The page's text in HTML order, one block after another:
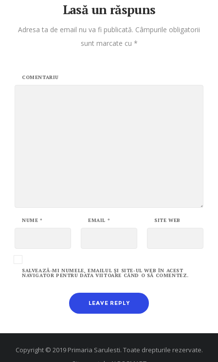
Lasă un răspuns
Adresa ta de email nu va fi publicată. Câmpurile obligatorii
sunt marcate cu *
COMENTARIU
NUME * EMAIL * SITE WEB
SALVEAZĂ-MI NUMELE, EMAILUL ȘI SITE-UL WEB ÎN ACEST
NAVIGATOR PENTRU DATA VIITOARE CÂND O SĂ COMENTEZ.
Copyright © 2019 Primaria Sarulesti. Toate drepturile rezervate.